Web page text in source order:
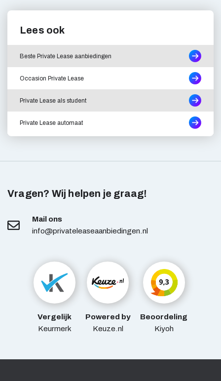
Lees ook
Beste Private Lease aanbiedingen
Occasion Private Lease
Private Lease als student
Private Lease automaat
Vragen? Wij helpen je graag!
Mail ons
info@privateleaseaanbiedingen.nl
Vergelijk
Keurmerk
Powered by
Keuze.nl
Beoordeling
Kiyoh